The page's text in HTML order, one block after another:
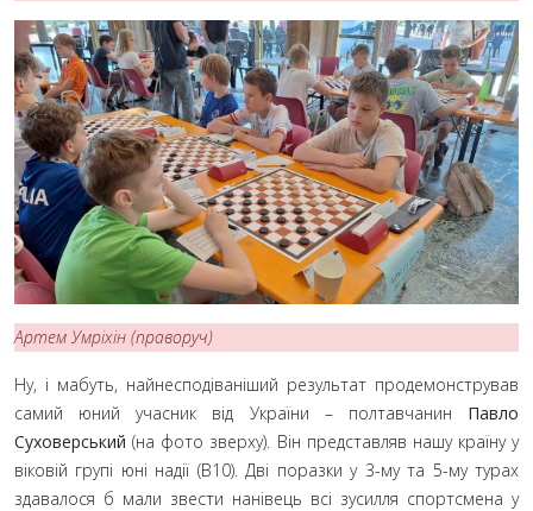
Артем Умріхін (праворуч)
Ну, і мабуть, найнесподіваніший результат продемонстрував
самий юний учасник від України – полтавчанин Павло
Суховерський (на фото зверху). Він представляв нашу країну у
віковій групі юні надії (B10). Дві поразки у 3-му та 5-му турах
здавалося б мали звести нанівець всі зусилля спортсмена у